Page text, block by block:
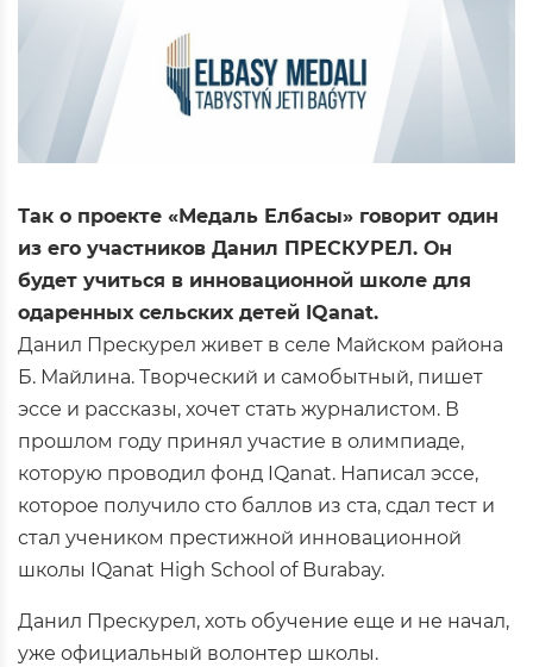
Так о проекте «Медаль Елбасы» говорит один
из его участников Данил ПРЕСКУРЕЛ. Он
будет учиться в инновационной школе для
одаренных сельских детей IQanat.
Данил Прескурел живет в селе Майском района
Б. Майлина. Творческий и самобытный, пишет
эссе и рассказы, хочет стать журналистом. В
прошлом году принял участие в олимпиаде,
которую проводил фонд IQanat. Написал эссе,
которое получило сто баллов из ста, сдал тест и
стал учеником престижной инновационной
школы IQanat High School of Burabay.
Данил Прескурел, хоть обучение еще и не начал,
уже официальный волонтер школы.